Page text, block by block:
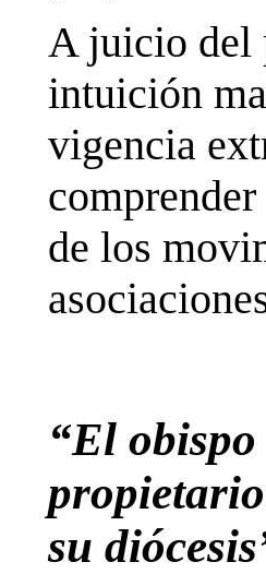
A juicio del
intuición
vigencia
de los
“El
su